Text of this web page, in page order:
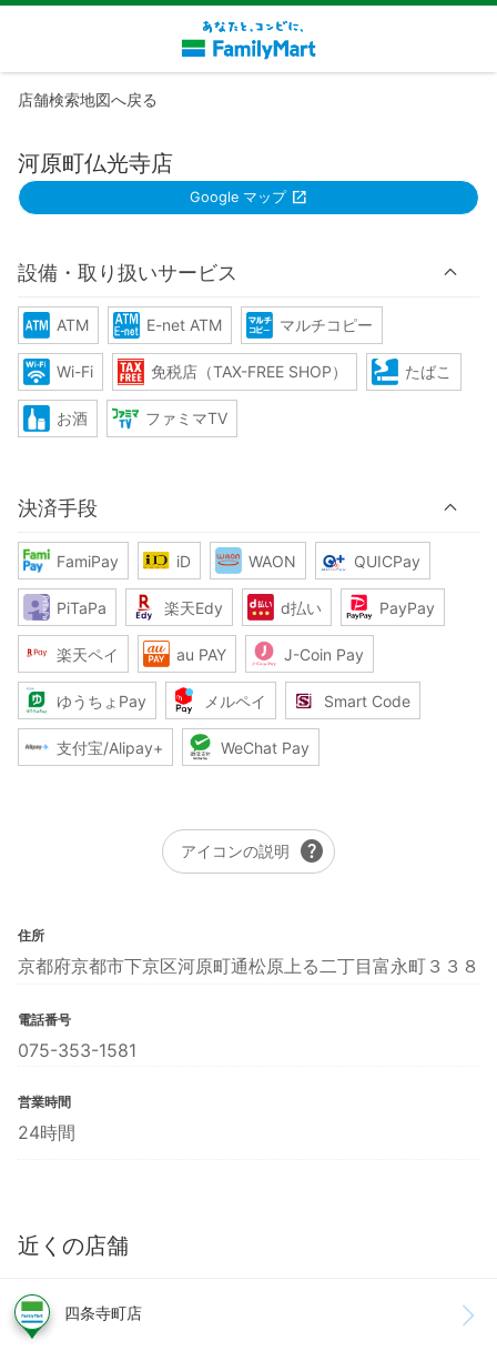
店舗検索地図へ戻る
河原町仏光寺店
Google マップ
設備・取り扱いサービス
ATM E-net ATM マルチコピー
Wi-Fi 免税店（TAX-FREE SHOP） たばこ
お酒 ファミマTV
決済手段
FamiPay iD WAON QUICPay
PiTaPa 楽天Edy d払い PayPay
楽天ペイ au PAY J-Coin Pay
ゆうちょPay メルペイ Smart Code
支付宝/Alipay+ WeChat Pay
アイコンの説明 help
住所
京都府京都市下京区河原町通松原上る二丁目富永町３３８
電話番号
075-353-1581
営業時間
24時間
近くの店舗
四条寺町店